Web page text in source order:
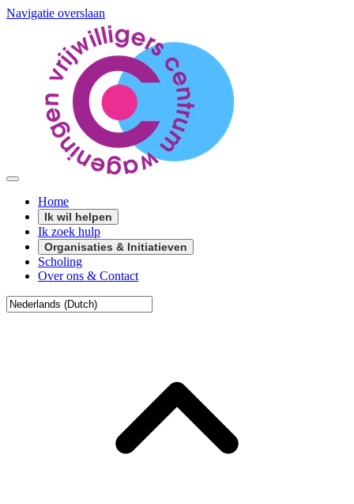
Navigatie overslaan
Home
Ik wil helpen
Ik zoek hulp
Organisaties & Initiatieven
Scholing
Over ons & Contact